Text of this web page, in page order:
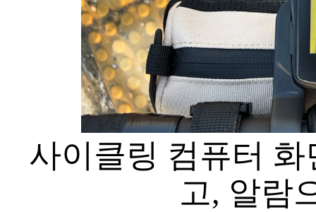
사이클링 컴퓨터
고, 알람